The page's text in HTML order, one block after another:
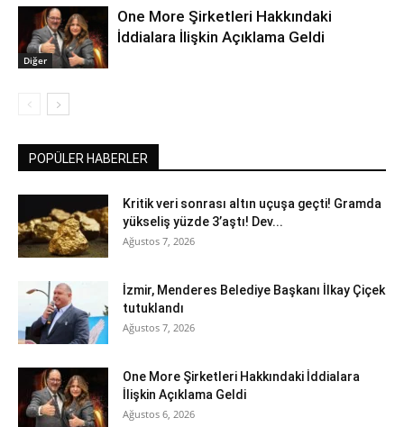
Diğer
One More Şirketleri Hakkındaki
İddialara İlişkin Açıklama Geldi
POPÜLER HABERLER
Kritik veri sonrası altın uçuşa geçti! Gramda
yükseliş yüzde 3’aştı! Dev...
Ağustos 7, 2026
İzmir, Menderes Belediye Başkanı İlkay Çiçek
tutuklandı
Ağustos 7, 2026
One More Şirketleri Hakkındaki İddialara
İlişkin Açıklama Geldi
Ağustos 6, 2026